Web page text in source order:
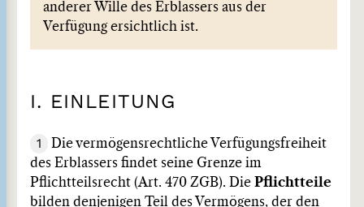
anderer Wille des Erblassers aus der
Verfügung ersichtlich ist.
I. EINLEITUNG
1
Die vermögensrechtliche Verfügungsfreiheit
des Erblassers findet seine Grenze im
Pflichtteilsrecht (Art. 470 ZGB). Die Pflichtteile
bilden denjenigen Teil des Vermögens, der den